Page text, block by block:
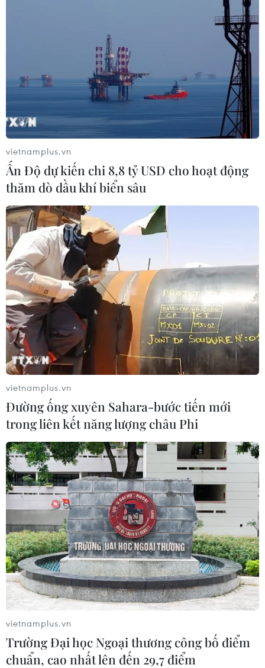
vietnamplus.vn
Ấn Độ dự kiến chi 8,8 tỷ USD cho hoạt động
thăm dò dầu khí biển sâu
vietnamplus.vn
Đường ống xuyên Sahara-bước tiến mới
trong liên kết năng lượng châu Phi
vietnamplus.vn
Trường Đại học Ngoại thương công bố điểm
chuẩn, cao nhất lên đến 29,7 điểm